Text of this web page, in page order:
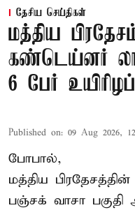
தேசிய செய்திகள்
மத்திய
கண்டெய்னர்
6 பேர்
Published on: 09 Aug 2026,
போபால்,
மத்திய
பஞ்சக் வாசா பகுதி